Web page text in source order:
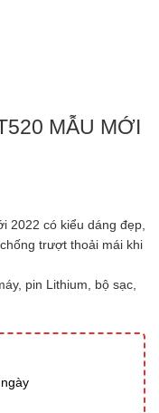
MẪU MỚI
2022 có kiểu dáng đẹp,
trượt thoải mái khi
pin Lithium, bộ sạc,